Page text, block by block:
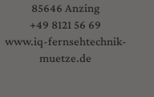
85646 Anzing
+49 8121 56 69
www.iq-fernsehtechnik-
muetze.de